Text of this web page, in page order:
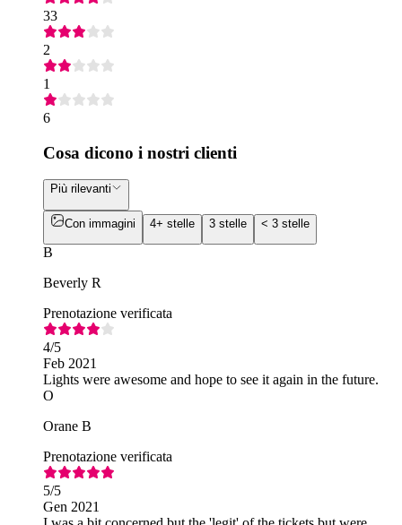
33
2
1
6
Cosa dicono i nostri clienti
Più rilevanti
Con immagini 4+ stelle 3 stelle < 3 stelle
B
Beverly R
Prenotazione verificata
4/5
Feb 2021
Lights were awesome and hope to see it again in the future.
O
Orane B
Prenotazione verificata
5/5
Gen 2021